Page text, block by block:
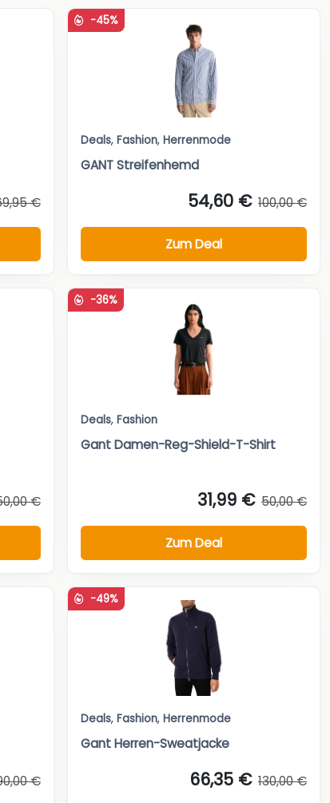
€
-45%
Deals, Fashion, Herrenmode
GANT Streifenhemd
54,60 € 100,00 €
Zum Deal
€
-36%
Deals, Fashion
Gant Damen-Reg-Shield-T-Shirt
31,99 € 50,00 €
Zum Deal
€
-49%
Deals, Fashion, Herrenmode
Gant Herren-Sweatjacke
66,35 € 130,00 €